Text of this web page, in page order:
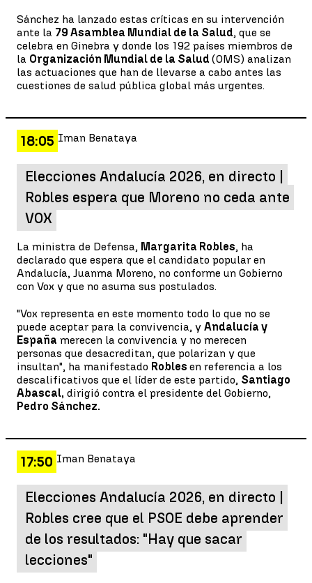
Sánchez ha lanzado estas críticas en su intervención
ante la 79 Asamblea Mundial de la Salud, que se
celebra en Ginebra y donde los 192 países miembros de
la Organización Mundial de la Salud (OMS) analizan
las actuaciones que han de llevarse a cabo antes las
cuestiones de salud pública global más urgentes.
18:05 Iman Benataya
Elecciones Andalucía 2026, en directo |
Robles espera que Moreno no ceda ante
VOX
La ministra de Defensa, Margarita Robles, ha
declarado que espera que el candidato popular en
Andalucía, Juanma Moreno, no conforme un Gobierno
con Vox y que no asuma sus postulados.
"Vox representa en este momento todo lo que no se
puede aceptar para la convivencia, y Andalucía y
España merecen la convivencia y no merecen
personas que desacreditan, que polarizan y que
insultan", ha manifestado Robles en referencia a los
descalificativos que el líder de este partido, Santiago
Abascal, dirigió contra el presidente del Gobierno,
Pedro Sánchez.
17:50 Iman Benataya
Elecciones Andalucía 2026, en directo |
Robles cree que el PSOE debe aprender
de los resultados: "Hay que sacar
lecciones"